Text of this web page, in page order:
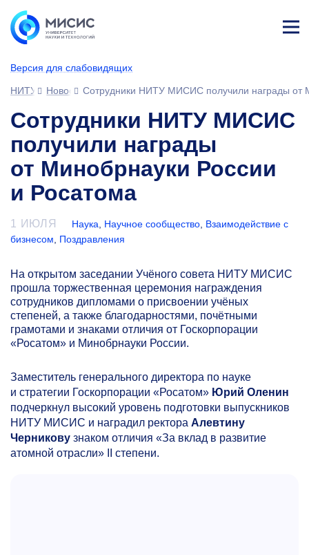
Версия для слабовидящих
ине
НИТУ МИСИС
НовостиСотрудники НИТУ МИСИС получили награды от
Сотрудники НИТУ МИСИС
получили награды
от Минобрнауки России
и Росатома
1 ИЮЛЯ Наука Научное сообщество, Взаимодействие с
бизнесом
Поздравления
На открытом заседании Учёного совета НИТУ МИСИС
прошла торжественная церемония награждения
сотрудников дипломами о присвоении учёных
степеней, а также благодарностями, почётными
грамотами и знаками отличия от Госкорпорации
«Росатом» и Минобрнауки России.
Заместитель генерального директора по науке
и стратегии Госкорпорации «Росатом» Юрий Оленин
подчеркнул высокий уровень подготовки выпускников
НИТУ МИСИС и наградил ректора Алевтину
Черникову знаком отличия «За вклад в развитие
атомной отрасли» II степени.